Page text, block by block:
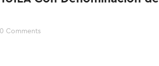
0 Comments